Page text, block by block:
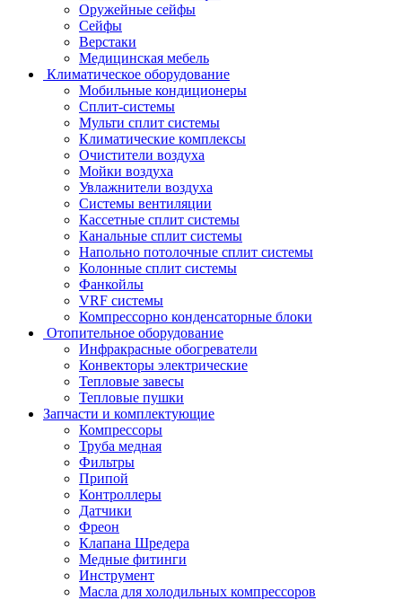
Оружейные сейфы
Сейфы
Верстаки
Медицинская мебель
Климатическое оборудование
Мобильные кондиционеры
Сплит-системы
Мульти сплит системы
Климатические комплексы
Очистители воздуха
Мойки воздуха
Увлажнители воздуха
Системы вентиляции
Кассетные сплит системы
Канальные сплит системы
Напольно потолочные сплит системы
Колонные сплит системы
Фанкойлы
VRF системы
Компрессорно конденсаторные блоки
Отопительное оборудование
Инфракрасные обогреватели
Конвекторы электрические
Тепловые завесы
Тепловые пушки
Запчасти и комплектующие
Компрессоры
Труба медная
Фильтры
Припой
Контроллеры
Датчики
Фреон
Клапана Шредера
Медные фитинги
Инструмент
Масла для холодильных компрессоров